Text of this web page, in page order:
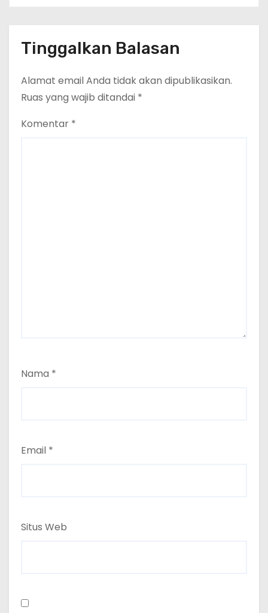
Tinggalkan Balasan
Alamat email Anda tidak akan dipublikasikan.
Ruas yang wajib ditandai *
Komentar *
Nama *
Email *
Situs Web